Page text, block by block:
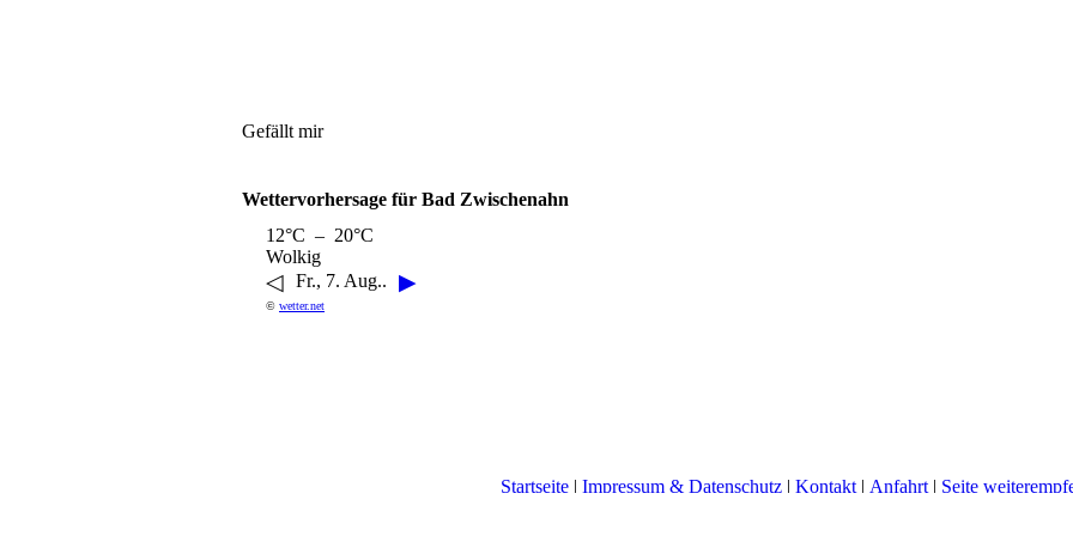
Gefällt mir
Wettervorhersage für Bad Zwischenahn
12°C – 20°C
Wolkig
◁ Fr., 7. Aug.. ▶
© wetter.net
Startseite | Impressum & Datenschutz | Kontakt | Anfahrt | Seite